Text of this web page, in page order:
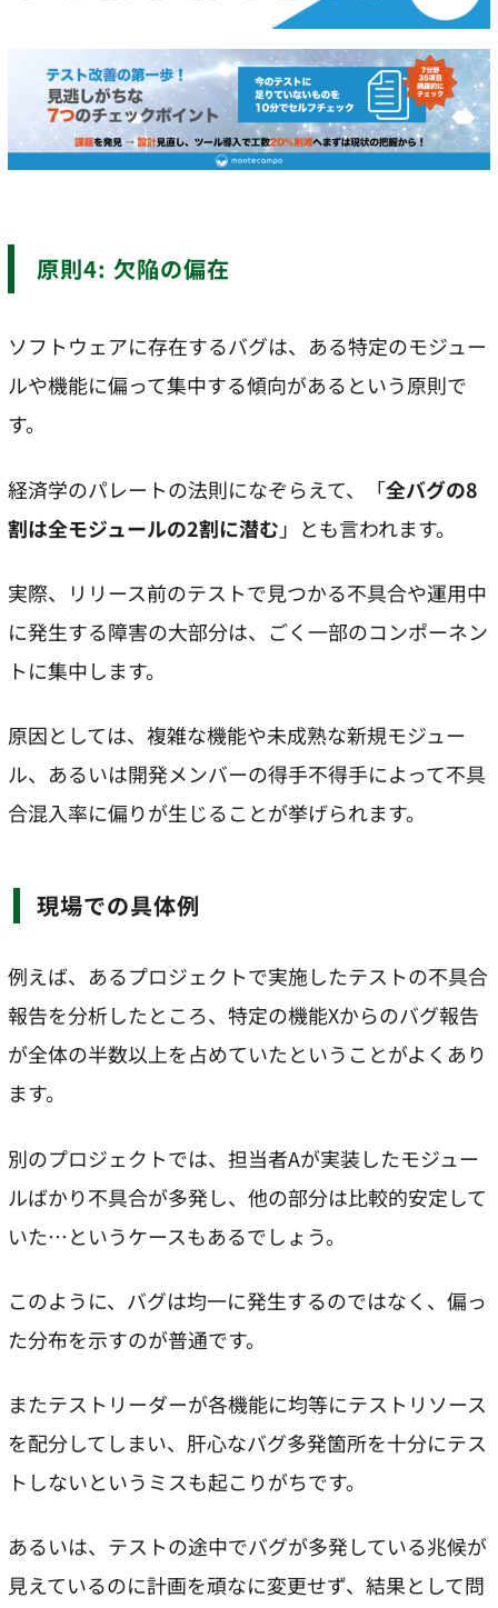
原則4: 欠陥の偏在
ソフトウェアに存在するバグは、ある特定のモジュー
ルや機能に偏って集中する傾向があるという原則で
す。
経済学のパレートの法則になぞらえて、「全バグの8
割は全モジュールの2割に潜む 」とも言われます。
実際、リリース前のテストで見つかる不具合や運用中
に発生する障害の大部分は、ごく一部のコンポーネン
トに集中します。
原因としては、複雑な機能や未成熟な新規モジュー
ル、あるいは開発メンバーの得手不得手によって不具
合混入率に偏りが生じることが挙げられます。
現場での具体例
例えば、あるプロジェクトで実施したテストの不具合
報告を分析したところ、特定の機能Xからのバグ報告
が全体の半数以上を占めていたということがよくあり
ます。
別のプロジェクトでは、担当者Aが実装したモジュー
ルばかり不具合が多発し、他の部分は比較的安定して
いた…というケースもあるでしょう。
このように、バグは均一に発生するのではなく、偏っ
た分布を示すのが普通です。
またテストリーダーが各機能に均等にテストリソース
を配分してしまい、肝心なバグ多発箇所を十分にテス
トしないというミスも起こりがちです。
あるいは、テストの途中でバグが多発している兆候が
見えているのに計画を頑なに変更せず、結果として問